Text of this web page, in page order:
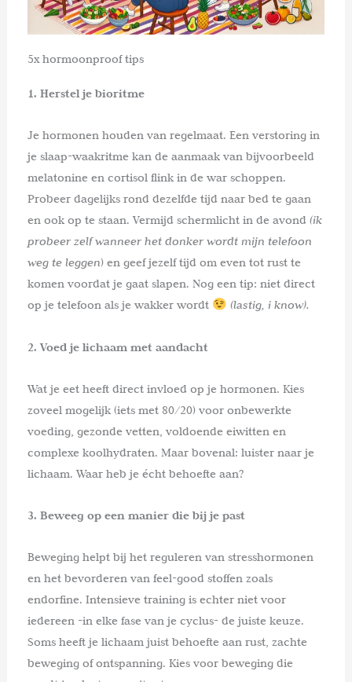
5x hormoonproof tips
1. Herstel je bioritme
Je hormonen houden van regelmaat. Een verstoring in
je slaap-waakritme kan de aanmaak van bijvoorbeeld
melatonine en cortisol flink in de war schoppen.
Probeer dagelijks rond dezelfde tijd naar bed te gaan
en ook op te staan. Vermijd schermlicht in de avond(ik
probeer zelf wanneer het donker wordt mijn telefoon
weg te leggen) en geef jezelf tijd om even tot rust te
komen voordat je gaat slapen. Nog een tip: niet direct
op je telefoon als je wakker wordt
(lastig, i know).
2. Voed je lichaam met aandacht
Wat je eet heeft direct invloed op je hormonen. Kies
zoveel mogelijk (iets met 80/20) voor onbewerkte
voeding, gezonde vetten, voldoende eiwitten en
complexe koolhydraten. Maar bovenal: luister naar je
lichaam. Waar heb je écht behoefte aan?
3. Beweeg op een manier die bij je past
Beweging helpt bij het reguleren van stresshormonen
en het bevorderen van feel-good stoffen zoals
endorfine. Intensieve training is echter niet voor
iedereen -in elke fase van je cyclus- de juiste keuze.
Soms heeft je lichaam juist behoefte aan rust, zachte
beweging of ontspanning. Kies voor beweging die